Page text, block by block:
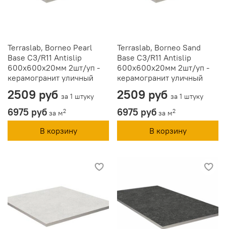
Terraslab, Borneo Pearl
Base C3/R11 Antislip
600х600х20мм 2шт/уп -
керамогранит уличный
2509 руб за 1 штуку
6975 руб за м2
В корзину
Terraslab, Borneo Sand
Base C3/R11 Antislip
600х600х20мм 2шт/уп -
керамогранит уличный
2509 руб за 1 штуку
6975 руб за м2
В корзину